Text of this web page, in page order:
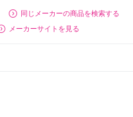
同じメーカーの商品を検索する
メーカーサイトを見る